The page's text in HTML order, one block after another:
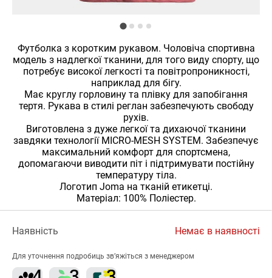
Футболка з коротким рукавом. Чоловіча спортивна
модель з надлегкої тканини, для того виду спорту, що
потребує високої легкості та повітропроникності,
наприклад для бігу.
Має круглу горловину та плівку для запобігання
тертя. Рукава в стилі реглан забезпечують свободу
рухів.
Виготовлена з дуже легкої та дихаючої тканини
завдяки технології MICRO-MESH SYSTEM. Забезпечує
максимальний комфорт для спортсмена,
допомагаючи виводити піт і підтримувати постійну
температуру тіла.
Логотип Joma на тканій етикетці.
Матеріал: 100% Поліестер.
Наявність Немає в наявності
Для уточнення подробиць зв’яжіться з менеджером